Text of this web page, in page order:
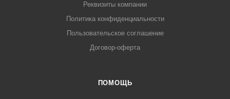
Реквизиты компании
Политика конфиденциальности
Пользовательское соглашение
Договор-оферта
ПОМОЩЬ